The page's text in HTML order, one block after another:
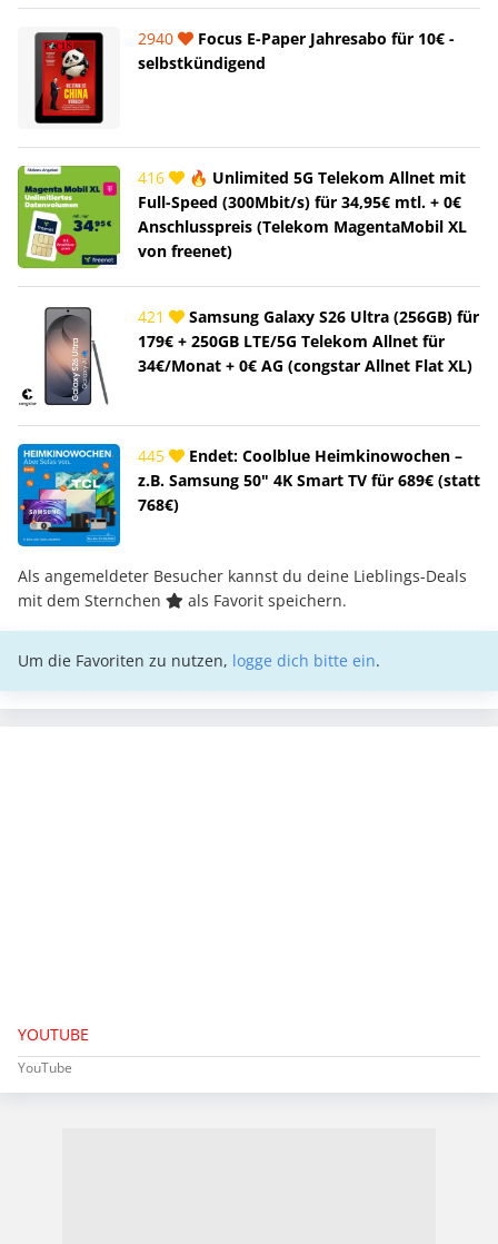
2940
Focus E-Paper Jahresabo für 10€ -
selbstkündigend
416
🔥 Unlimited 5G Telekom Allnet mit
Full-Speed (300Mbit/s) für 34,95€ mtl. + 0€
Anschlusspreis (Telekom MagentaMobil XL
von freenet)
421
Samsung Galaxy S26 Ultra (256GB) für
179€ + 250GB LTE/5G Telekom Allnet für
34€/Monat + 0€ AG (congstar Allnet Flat XL)
445
Endet: Coolblue Heimkinowochen –
z.B. Samsung 50" 4K Smart TV für 689€ (statt
768€)
Als angemeldeter Besucher kannst du deine Lieblings-Deals
mit dem Sternchen
als Favorit speichern.
Um die Favoriten zu nutzen, logge dich bitte ein.
YOUTUBE
YouTube